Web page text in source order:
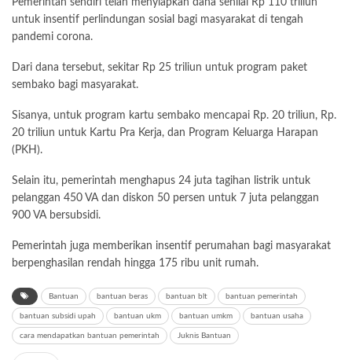
untuk insentif perlindungan sosial bagi masyarakat di tengah
pandemi corona.
Dari dana tersebut, sekitar Rp 25 triliun untuk program paket
sembako bagi masyarakat.
Sisanya, untuk program kartu sembako mencapai Rp. 20 triliun, Rp.
20 triliun untuk Kartu Pra Kerja, dan Program Keluarga Harapan
(PKH).
Selain itu, pemerintah menghapus 24 juta tagihan listrik untuk
pelanggan 450 VA dan diskon 50 persen untuk 7 juta pelanggan
900 VA bersubsidi.
Pemerintah juga memberikan insentif perumahan bagi masyarakat
berpenghasilan rendah hingga 175 ribu unit rumah.
Bantuan bantuan beras bantuan blt bantuan pemerintah
bantuan subsidi upah bantuan ukm bantuan umkm bantuan usaha
cara mendapatkan bantuan pemerintah Juknis Bantuan